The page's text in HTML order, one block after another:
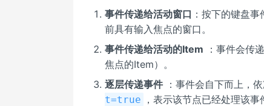
事件传递给活动窗口 ：按下的键盘
前具有输入焦点的窗口。
事件传递给活动的Item ：事件会传
焦点的Item）。
逐层传递事件：事件会自下而上，
t=true
，表示该节点已经处理该事